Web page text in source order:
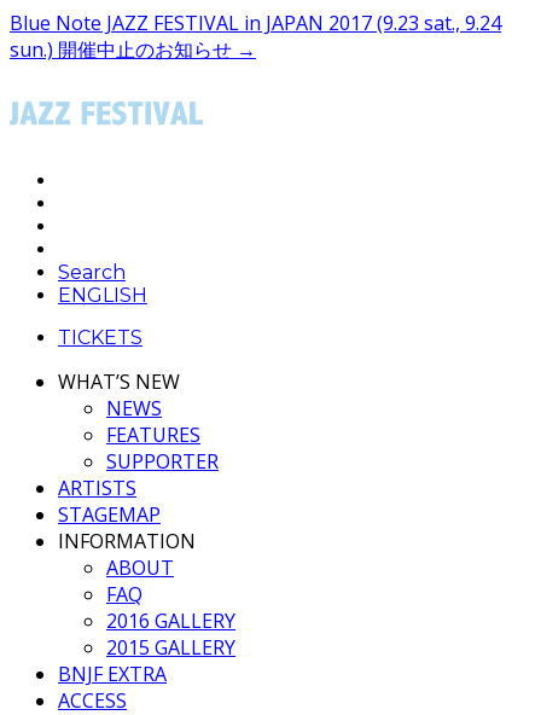
Blue Note JAZZ FESTIVAL in JAPAN 2017 (9.23 sat., 9.24
sun.) 開催中止のお知らせ →
Search
ENGLISH
TICKETS
WHAT’S NEW
NEWS
FEATURES
SUPPORTER
ARTISTS
STAGEMAP
INFORMATION
ABOUT
FAQ
2016 GALLERY
2015 GALLERY
BNJF EXTRA
ACCESS